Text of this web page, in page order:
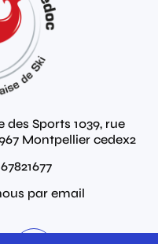
des Sports 1039, rue
Montpellier cedex2
par email